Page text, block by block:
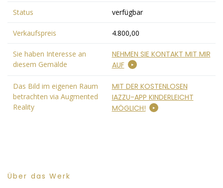
Status verfügbar
Verkaufspreis 4.800,00
Sie haben Interesse an
diesem Gemälde
NEHMEN SIE KONTAKT MIT MIR
AUF
Das Bild im eigenen Raum
betrachten via Augmented
Reality
MIT DER KOSTENLOSEN
IAZZU-APP KINDERLEICHT
MÖGLICH!
Über das Werk